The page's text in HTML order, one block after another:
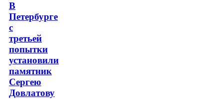
В
Петербурге
с
третьей
попытки
установили
памятник
Сергею
Довлатову